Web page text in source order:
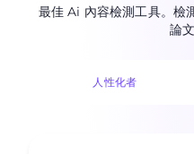
最佳 Ai 內容檢測工具。檢
論
人性化者